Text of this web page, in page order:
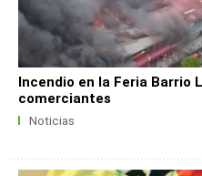
Incendio en la Feria Barrio
comerciantes
Noticias